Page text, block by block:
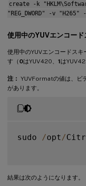
create -k
"REG_DWORD" -v
使用中のYUVエンコー
使用中のYUVエンコードス
す（ 0はYUV420、 1は
注： YUVFormatの値は、ビ
があります。
sudo /opt /
結果は次のようになります。